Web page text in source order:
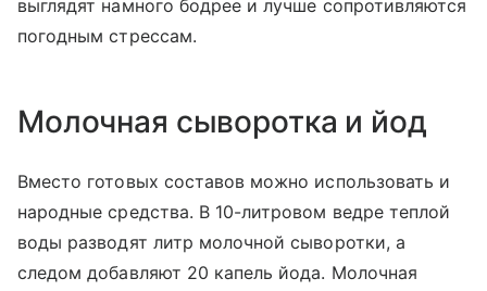
выглядят намного бодрее и лучше сопротивляются
погодным стрессам.
Молочная сыворотка и йод
Вместо готовых составов можно использовать и
народные средства. В 10-литровом ведре теплой
воды разводят литр молочной сыворотки, а
следом добавляют 20 капель йода. Молочная